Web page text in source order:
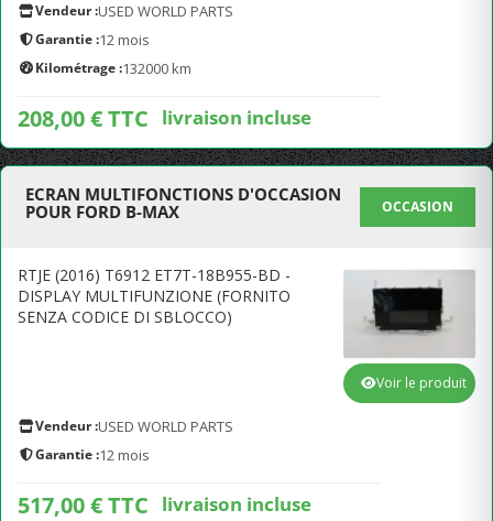
Vendeur :USED WORLD PARTS
Garantie :12 mois
Kilométrage :132000 km
208,00 € TTC livraison incluse
ECRAN MULTIFONCTIONS D'OCCASION
POUR FORD B-MAX
OCCASION
RTJE (2016) T6912 ET7T-18B955-BD -
DISPLAY MULTIFUNZIONE (FORNITO
SENZA CODICE DI SBLOCCO)
Vendeur :USED WORLD PARTS
Garantie :12 mois
517,00 € TTC livraison incluse
Voir le produit